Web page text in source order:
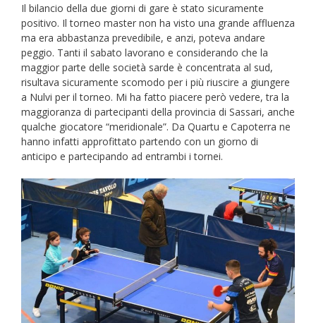
Il bilancio della due giorni di gare è stato sicuramente
positivo. Il torneo master non ha visto una grande affluenza
ma era abbastanza prevedibile, e anzi, poteva andare
peggio. Tanti il sabato lavorano e considerando che la
maggior parte delle società sarde è concentrata al sud,
risultava sicuramente scomodo per i più riuscire a giungere
a Nulvi per il torneo. Mi ha fatto piacere però vedere, tra la
maggioranza di partecipanti della provincia di Sassari, anche
qualche giocatore “meridionale”. Da Quartu e Capoterra ne
hanno infatti approfittato partendo con un giorno di
anticipo e partecipando ad entrambi i tornei.